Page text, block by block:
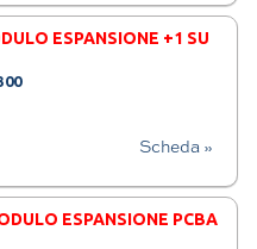
ESPANSIONE +1 SU
Scheda »
ESPANSIONE PCBA